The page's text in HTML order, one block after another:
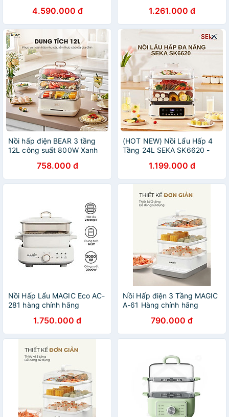
4.590.000 đ 1.261.000 đ
Nồi hấp điện BEAR 3 tầng
12L công suất 800W Xanh
CA2G2) - Hàng Chính Hãng
758.000 đ
(HOT NEW) Nồi Lẩu Hấp 4
Tầng 24L SEKA SK6620 -
Lẩu, Khử Trùng, Tiệt Trùng -
Hàng Chính Hãng Bảo Hành
2 Năm
1.199.000 đ
Nồi Hấp Lẩu MAGIC Eco AC-
281 hàng chính hãng
1.750.000 đ
Nồi Hấp điện 3 Tầng MAGIC
A-61 Hàng chính hãng
790.000 đ